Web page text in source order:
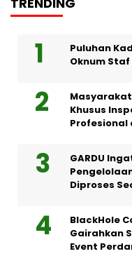
Puluhan
Oknum
Khusus
Profesional
GARDU
Diproses
BlackHole
Gairahkan
Event